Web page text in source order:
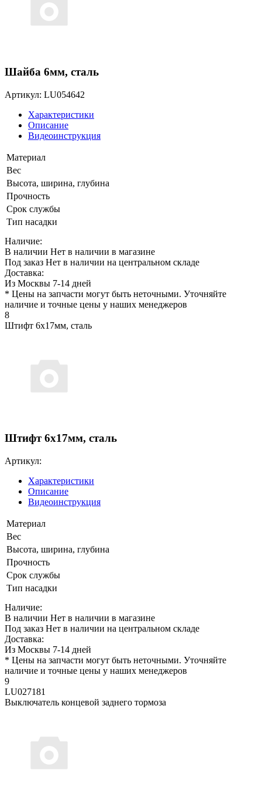
Шайба 6мм, сталь
Артикул: LU054642
Характеристики
Описание
Видеоинструкция
Материал
Вес
Высота, ширина, глубина
Прочность
Срок службы
Тип насадки
Наличие:
В наличии Нет в наличии в магазине
Под заказ Нет в наличии на центральном складе
Доставка:
Из Москвы 7-14 дней
* Цены на запчасти могут быть неточными. Уточняйте
наличие и точные цены у наших менеджеров
8
Штифт 6x17мм, сталь
Штифт 6x17мм, сталь
Артикул:
Характеристики
Описание
Видеоинструкция
Материал
Вес
Высота, ширина, глубина
Прочность
Срок службы
Тип насадки
Наличие:
В наличии Нет в наличии в магазине
Под заказ Нет в наличии на центральном складе
Доставка:
Из Москвы 7-14 дней
* Цены на запчасти могут быть неточными. Уточняйте
наличие и точные цены у наших менеджеров
9
LU027181
Выключатель концевой заднего тормоза